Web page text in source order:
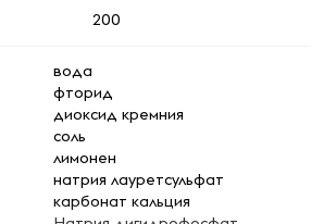
Пожалуйста, не стесняйтесь
Мы реагируем на каждый отзыв и
200
вода
фторид
диоксид кремния
соль
лимонен
натрия лауретсульфат
карбонат кальция